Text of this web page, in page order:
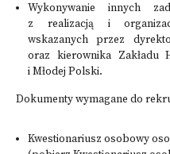
Wykonywanie innych
z realizacją i
wskazanych przez
oraz kierownika Zakładu
i Młodej Polski.
Dokumenty wymagane do
Kwestionariusz osobowy